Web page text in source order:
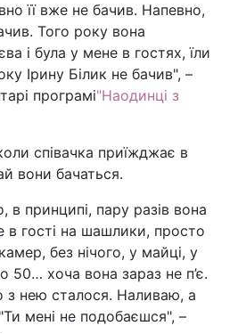
її вже не бачив. Напевно,
Того року вона
і була у мене в гостях, їли
Ірину Білик не бачив", –
програмі"Наодинці з
співачка приїжджає в
вони бачаться.
в принципі, пару разів вона
в гості на шашлики, просто
без нічого, у майці, у
50… хоча вона зараз не п’є.
з нею сталося. Наливаю, а
мені не подобаєшся", –